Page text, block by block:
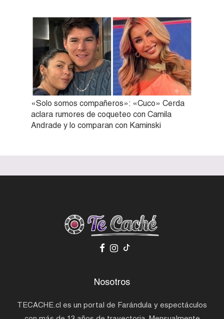
«Solo somos compañeros»: «Cuco» Cerda
aclara rumores de coqueteo con Camila
Andrade y lo comparan con Kaminski
Nosotros
TECACHE.cl es un portal de Farándula y espectáculos